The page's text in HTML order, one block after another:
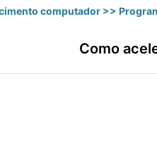
computador >>
Como